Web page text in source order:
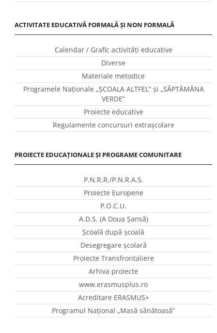
ACTIVITATE EDUCATIVĂ FORMALĂ ȘI NON FORMALĂ
Calendar / Grafic activităţi educative
Diverse
Materiale metodice
Programele Naţionale „ŞCOALA ALTFEL” și „SĂPTĂMÂNA
VERDE”
Proiecte educative
Regulamente concursuri extraşcolare
PROIECTE EDUCAȚIONALE ȘI PROGRAME COMUNITARE
P.N.R.R./P.N.R.A.S.
Proiecte Europene
P.O.C.U.
A.D.S. (A Doua Șansă)
Școală după școală
Desegregare școlară
Proiecte Transfrontaliere
Arhiva proiecte
www.erasmusplus.ro
Acreditare ERASMUS+
Programul Național „Masă sănătoasă”